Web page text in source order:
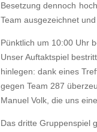
Besetzung dennoch
Team ausgezeichnet
Pünktlich um 10:00 Uhr
Unser Auftaktspiel
hinlegen: dank eines
gegen Team 287
Manuel Volk, die uns
Das dritte Gruppenspiel